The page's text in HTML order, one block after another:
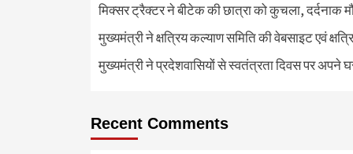
मिक्सर ट्रैक्टर ने बीटेक की छात्रा को कुचला, दर्दनाक
मुख्यमंत्री ने क्षत्रिय कल्याण समिति की वेबसाइट एवं
मुख्यमंत्री ने प्रदेशवासियों से स्वतंत्रता दिवस पर अपने
Recent Comments